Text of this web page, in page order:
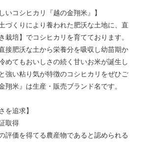
いコシヒカリ『越の金翔米』】
づくりにより養われた肥沃な土地に、直
栽培】でコシヒカリを育てております。
接肥沃な土から栄養分を吸収し幼苗期か
めてもおいしさの続く甘いお米が誕生し
強い粘り気が特徴のコシヒカリをぜひご
翔米』は生産・販売ブランド名です。
を追求】
取得
価を得てる農産物であると認められる